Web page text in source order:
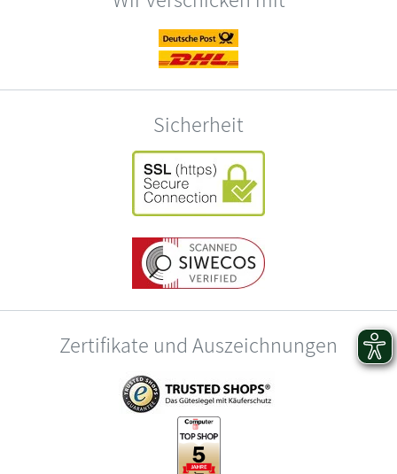
Sicherheit
Zertifikate und Auszeichnungen